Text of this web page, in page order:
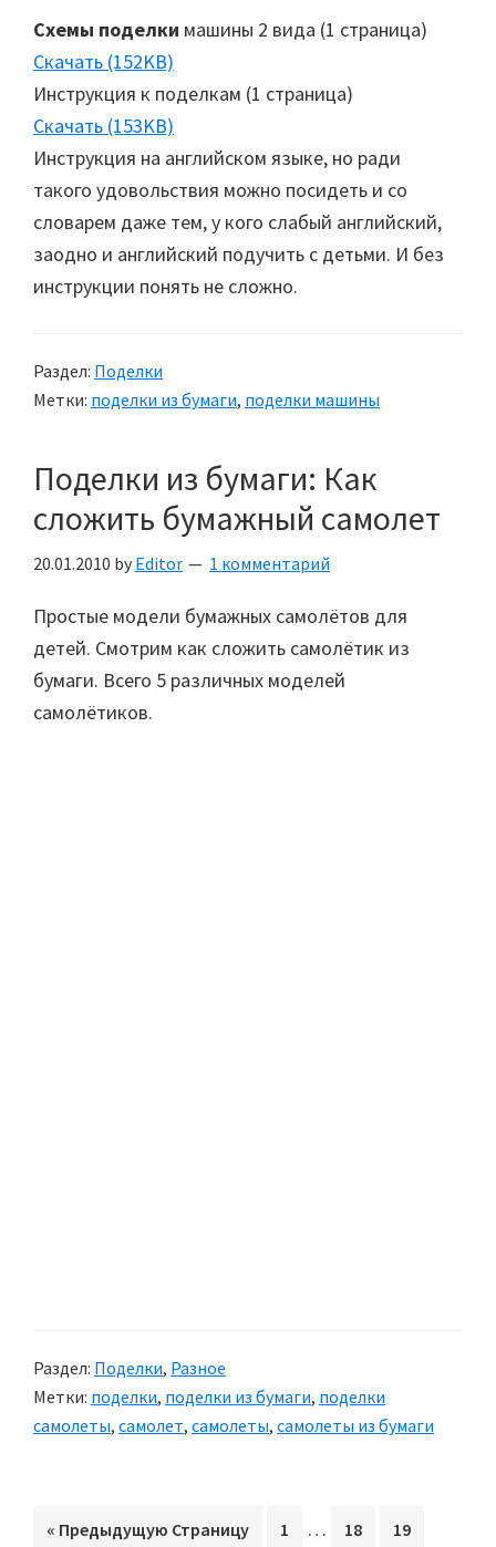
Схемы поделки машины 2 вида (1 страница)
Скачать (152KB)
Инструкция к поделкам (1 страница)
Скачать (153KB)
Инструкция на английском языке, но ради
такого удовольствия можно посидеть и со
словарем даже тем, у кого слабый английский,
заодно и английский подучить с детьми. И без
инструкции понять не сложно.
Раздел: Поделки
Метки: поделки из бумаги, поделки машины
Поделки из бумаги: Как
сложить бумажный самолет
20.01.2010 by Editor 1 комментарий
Простые модели бумажных самолётов для
детей. Смотрим как сложить самолётик из
бумаги. Всего 5 различных моделей
самолётиков.
Раздел: Поделки, Разное
Метки: поделки, поделки из бумаги, поделки
самолеты, самолет, самолеты, самолеты из бумаги
« Перейти
Предыдущую Страницу Перейти
1
Interim
… Перейти
18 Перейти
19